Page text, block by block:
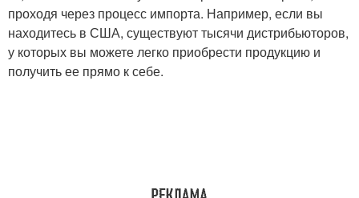
проходя через процесс импорта. Например, если вы
находитесь в США, существуют тысячи дистрибьюторов,
у которых вы можете легко приобрести продукцию и
получить ее прямо к себе.